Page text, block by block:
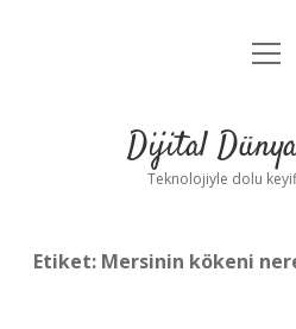
Anasayfa
Yasal
Dijital
Teknolojiyle dolu
Etiket: Mersinin kökeni